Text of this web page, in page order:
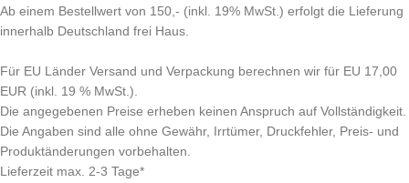
Ab einem Bestellwert von 150,- (inkl. 19% MwSt.) erfolgt die Lieferung
innerhalb Deutschland frei Haus.
Für EU Länder Versand und Verpackung berechnen wir für EU 17,00
EUR (inkl. 19 % MwSt.).
Die angegebenen Preise erheben keinen Anspruch auf Vollständigkeit.
Die Angaben sind alle ohne Gewähr, Irrtümer, Druckfehler, Preis- und
Produktänderungen vorbehalten.
Lieferzeit max. 2-3 Tage*